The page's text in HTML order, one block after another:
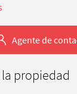
Agente de
propiedad